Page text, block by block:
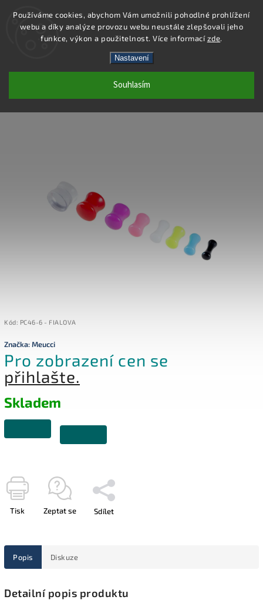
Používáme cookies, abychom Vám umožnili pohodlné prohlížení
webu a díky analýze provozu webu neustále zlepšovali jeho
funkce, výkon a použitelnost. Více informacízde.
Nastavení
Souhlasím
Hledat
PC46-6 - PIERCING PLUG - FIALOVÁ - 6
Kód: PC46-6 - FIALOVA
Značka:Meucci
Pro zobrazení cen se
přihlašte.
Skladem
Tisk Zeptat se Sdílet
Popis Diskuze
Detailní popis produktu